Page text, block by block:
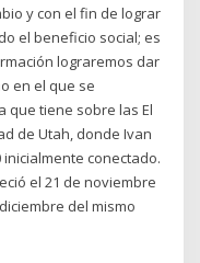
y con el fin de lograr
el beneficio social; es
lograremos dar
en el que se
que tiene sobre las El
de Utah, donde Ivan
conectado.
el 21 de noviembre
del mismo